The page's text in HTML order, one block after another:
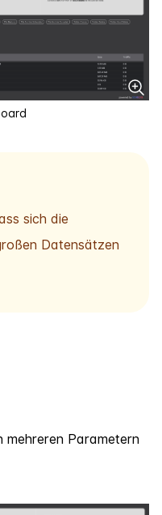
sich die
Datensätzen
Parametern